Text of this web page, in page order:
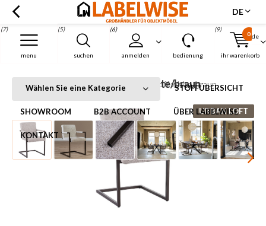
de
suchen
(5)
anmelden
(6)
menu
(7)
bedienung ihr warenkorb
0
(9)
Menu
DE
Wählen Sie eine Kategorie STOFFÜBERSICHT
SHOWROOM B2B ACCOUNT ÜBER LABELWISE
KONTAKT
Startseite Esszimmerstuhl Lio Stoff off white/braun
Esszimmerstuhl Lio Stoff off white/braun
URBAN LOFT